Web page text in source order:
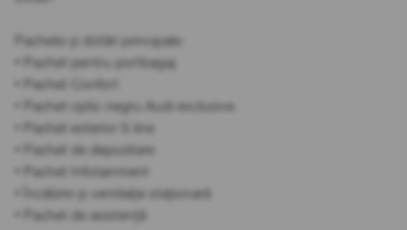
Pachete și dotări principale:
• Pachet pentru portbagaj
• Pachet Confort
• Pachet optic negru Audi exclusive
• Pachet exterior S line
• Pachet de depozitare
• Pachet Infotainment
• Încălzire și ventilație staționară
• Pachet de asistență